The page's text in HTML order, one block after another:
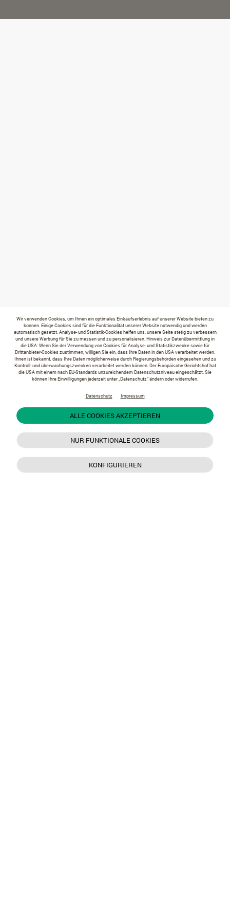
Wir verwenden Cookies, um Ihnen ein optimales Einkaufserlebnis auf unserer Website bieten zu
können. Einige Cookies sind für die Funktionalität unserer Website notwendig und werden
automatisch gesetzt. Analyse- und Statistik-Cookies helfen uns, unsere Seite stetig zu verbessern
und unsere Werbung für Sie zu messen und zu personalisieren. Hinweis zur Datenübermittlung in
die USA: Wenn Sie der Verwendung von Cookies für Analyse- und Statistikzwecke sowie für
Drittanbieter-Cookies zustimmen, willigen Sie ein, dass Ihre Daten in den USA verarbeitet werden.
Ihnen ist bekannt, dass Ihre Daten möglicherweise durch Regierungsbehörden eingesehen und zu
Kontroll- und überwachungszwecken verarbeitet werden können. Der Europäische Gerichtshof hat
die USA mit einem nach EU-Standards unzureichendem Datenschutzniveau eingeschätzt. Sie
können Ihre Einwilligungen jederzeit unter „Datenschutz“ ändern oder widerrufen.
Datenschutz Impressum
ALLE COOKIES AKZEPTIEREN
NUR FUNKTIONALE COOKIES
KONFIGURIEREN